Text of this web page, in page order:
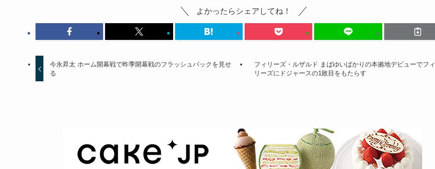
よかったらシェアしてね！
今永昇太 ホーム開幕戦で昨季開幕戦のフラッシュバックを見せ
る
フィリーズ・ルザルド まばゆいばかりの本拠地デビューでフィ
リーズにドジャースの1敗目をもたらす